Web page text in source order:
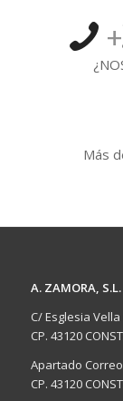
+
Más
A. ZAMORA, S.L.
C/ Esglesia Vella
CP. 43120
Apartado
CP. 43120